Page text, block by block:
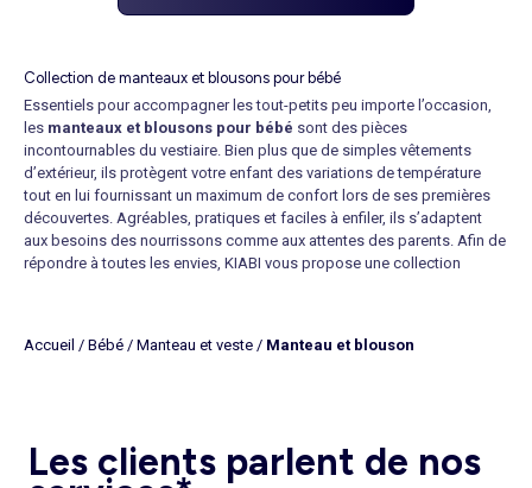
Collection de manteaux et blousons pour bébé
Essentiels pour accompagner les tout-petits peu importe l’occasion,
les manteaux et blousons pour bébé sont des pièces
incontournables du vestiaire. Bien plus que de simples vêtements
d’extérieur, ils protègent votre enfant des variations de température
tout en lui fournissant un maximum de confort lors de ses premières
découvertes. Agréables, pratiques et faciles à enfiler, ils s’adaptent
aux besoins des nourrissons comme aux attentes des parents. Afin de
répondre à toutes les envies, KIABI vous propose une collection
vous recherchiez unmanteau chaudafin d’affronter les journées les
tenues aussi fonctionnelles qu’adorables.
Des manteaux et blousons pour bébé adaptés à tous les besoins
Accueil / Bébé / Manteau et veste / Manteau et blouson
Les clients parlent de nos